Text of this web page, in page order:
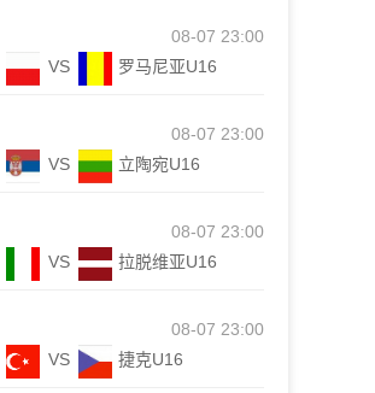
08-07 23:00
VS 罗马尼亚U16
08-07 23:00
VS 立陶宛U16
08-07 23:00
VS 拉脱维亚U16
08-07 23:00
VS 捷克U16